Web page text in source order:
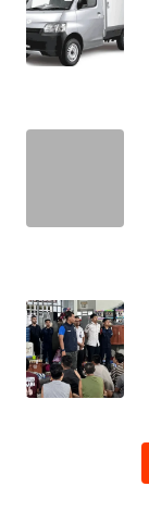
SERIBU
WN
WN
WN
INDRAMAYU
WN